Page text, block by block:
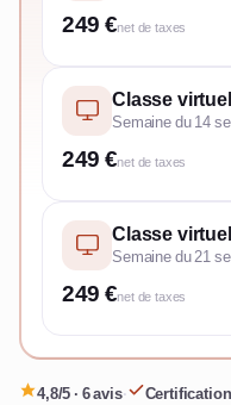
249 €net de taxes
Classe
Semaine du 14
249 €net de taxes
Classe
Semaine du 21
249 €net de taxes
4,8/5 · 6 avis·